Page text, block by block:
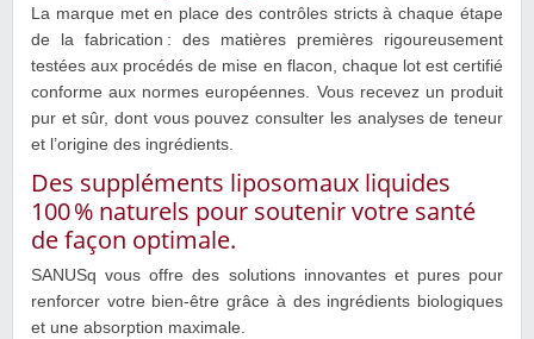
La marque met en place des contrôles stricts à chaque étape
de la fabrication : des matières premières rigoureusement
testées aux procédés de mise en flacon, chaque lot est certifié
conforme aux normes européennes. Vous recevez un produit
pur et sûr, dont vous pouvez consulter les analyses de teneur
et l’origine des ingrédients.
Des suppléments liposomaux liquides
100 % naturels pour soutenir votre santé
de façon optimale.
SANUSq vous offre des solutions innovantes et pures pour
renforcer votre bien‑être grâce à des ingrédients biologiques
et une absorption maximale.